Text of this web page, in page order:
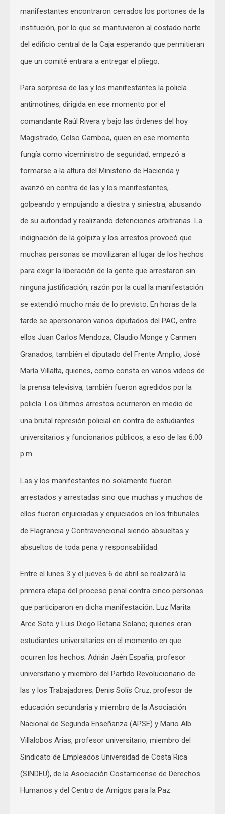
manifestantes encontraron cerrados los portones de la
institución, por lo que se mantuvieron al costado norte
del edificio central de la Caja esperando que permitieran
que un comité entrara a entregar el pliego.
Para sorpresa de las y los manifestantes la policía
antimotines, dirigida en ese momento por el
comandante Raúl Rivera y bajo las órdenes del hoy
Magistrado, Celso Gamboa, quien en ese momento
fungía como viceministro de seguridad, empezó a
formarse a la altura del Ministerio de Hacienda y
avanzó en contra de las y los manifestantes,
golpeando y empujando a diestra y siniestra, abusando
de su autoridad y realizando detenciones arbitrarias. La
indignación de la golpiza y los arrestos provocó que
muchas personas se movilizaran al lugar de los hechos
para exigir la liberación de la gente que arrestaron sin
ninguna justificación, razón por la cual la manifestación
se extendió mucho más de lo previsto. En horas de la
tarde se apersonaron varios diputados del PAC, entre
ellos Juan Carlos Mendoza, Claudio Monge y Carmen
Granados, también el diputado del Frente Amplio, José
María Villalta, quienes, como consta en varios videos de
la prensa televisiva, también fueron agredidos por la
policía. Los últimos arrestos ocurrieron en medio de
una brutal represión policial en contra de estudiantes
universitarios y funcionarios públicos, a eso de las 6:00
p.m.
Las y los manifestantes no solamente fueron
arrestados y arrestadas sino que muchas y muchos de
ellos fueron enjuiciadas y enjuiciados en los tribunales
de Flagrancia y Contravencional siendo absueltas y
absueltos de toda pena y responsabilidad.
Entre el lunes 3 y el jueves 6 de abril se realizará la
primera etapa del proceso penal contra cinco personas
que participaron en dicha manifestación: Luz Marita
Arce Soto y Luis Diego Retana Solano; quienes eran
estudiantes universitarios en el momento en que
ocurren los hechos; Adrián Jaén España, profesor
universitario y miembro del Partido Revolucionario de
las y los Trabajadores; Denis Solís Cruz, profesor de
educación secundaria y miembro de la Asociación
Nacional de Segunda Enseñanza (APSE) y Mario Alb.
Villalobos Arias, profesor universitario, miembro del
Sindicato de Empleados Universidad de Costa Rica
(SINDEU), de la Asociación Costarricense de Derechos
Humanos y del Centro de Amigos para la Paz.